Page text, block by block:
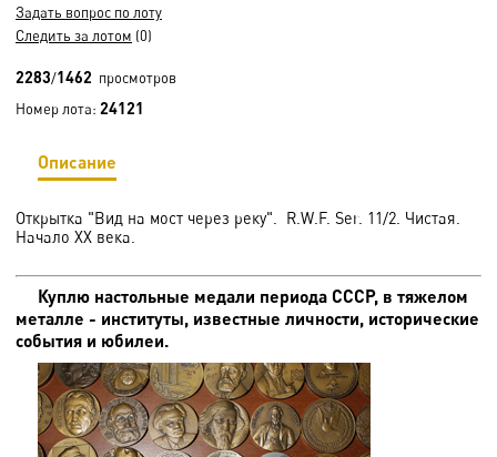
Задать вопрос по лоту
Следить за лотом (0)
2283/1462 просмотров
Номер лота: 24121
Описание
Открытка "Вид на мост через реку". R.W.F. Ser. 11/2. Чистая.
Начало XX века.
Куплю настольные медали периода СССР, в тяжелом
металле - институты, известные личности, исторические
события и юбилеи.